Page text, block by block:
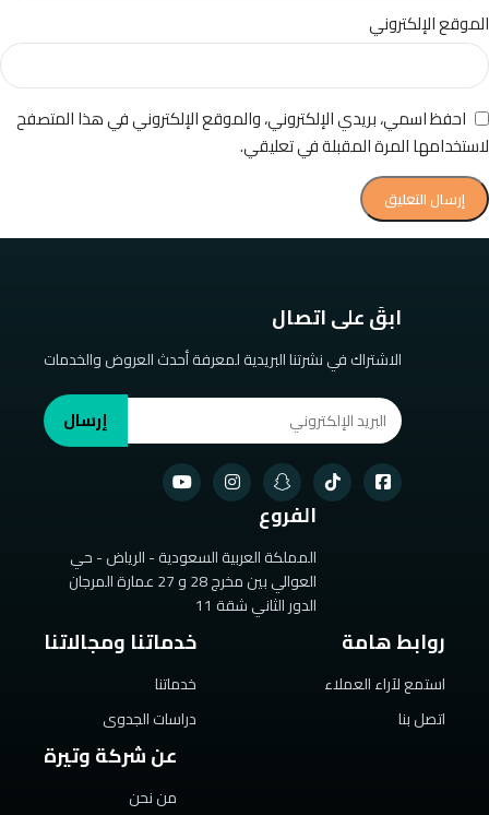
الموقع الإلكتروني
احفظ اسمي، بريدي الإلكتروني، والموقع الإلكتروني في هذا المتصفح
لاستخدامها المرة المقبلة في تعليقي.
ابقَ على اتصال
الاشتراك في نشرتنا البريدية لمعرفة أحدث العروض والخدمات
إرسال
الفروع
المملكة العربية السعودية - الرياض - حي
العوالي بين مخرج 28 و 27 عمارة المرجان
الدور الثاني شقة 11
خدماتنا ومجالاتنا
خدماتنا
دراسات الجدوى
روابط هامة
استمع لآراء العملاء
اتصل بنا
عن شركة وتيرة
من نحن